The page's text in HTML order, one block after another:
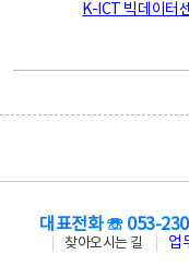
K-ICT 빅데이터
대표전화 ☏ 053-
찾아오시는 길
업